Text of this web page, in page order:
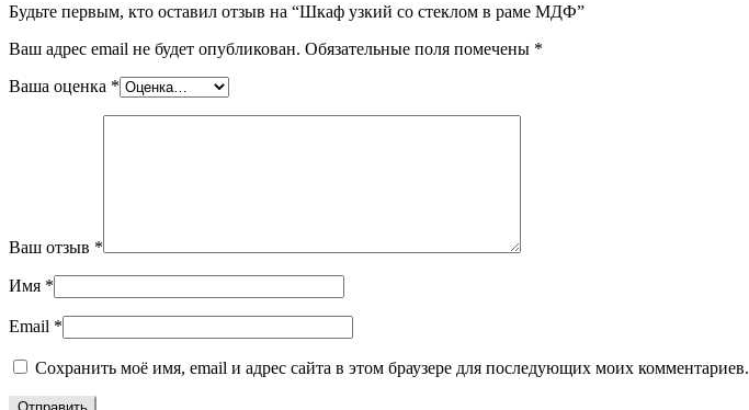
Будьте первым, кто оставил отзыв на “Шкаф узкий со стеклом в раме МДФ”
Ваш адрес email не будет опубликован. Обязательные поля помечены *
Ваша оценка *
Ваш отзыв *
Имя *
Email *
Сохранить моё имя, email и адрес сайта в этом браузере для последующих моих комментариев.